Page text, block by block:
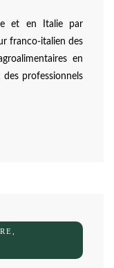
et en Italie par
franco-italien des
en
des professionnels